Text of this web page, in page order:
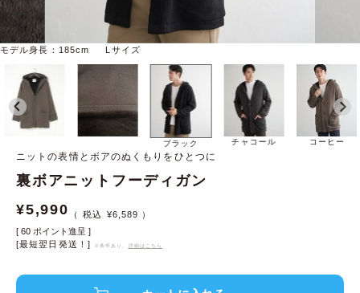
モデル身長：185cm Lサイズ
ブラック チャコール コーヒー
ニットの表情とボアのぬくもりをひとつに
裏ボアニットフーディガン
¥5,990 ¥6,589
[ 60 ポイント進呈 ]
[最短翌日発送！]
※条件あり、 詳細はこちら